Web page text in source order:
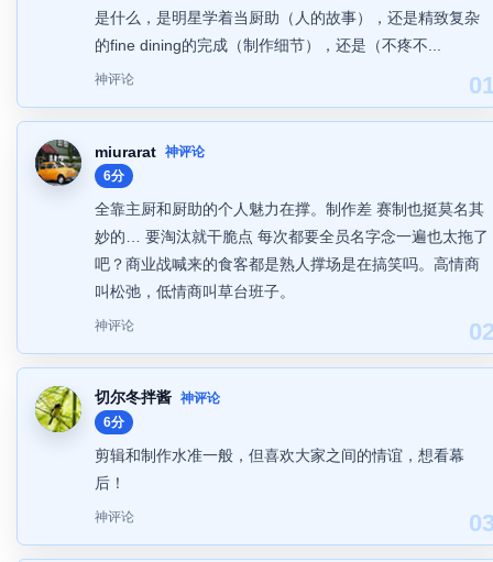
是什么，是明星学着当厨助（人的故事），还是精致复杂
的fine dining的完成（制作细节），还是（不疼不...
神评论
miurarat 神评论
6分
全靠主厨和厨助的个人魅力在撑。制作差 赛制也挺莫名其
妙的… 要淘汰就干脆点 每次都要全员名字念一遍也太拖了
吧？商业战喊来的食客都是熟人撑场是在搞笑吗。高情商
叫松弛，低情商叫草台班子。
神评论
切尔冬拌酱 神评论
6分
剪辑和制作水准一般，但喜欢大家之间的情谊，想看幕
后！
神评论